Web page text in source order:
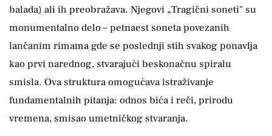
balada) ali ih preobražava. Njegovi „Tragični soneti" su
monumentalno delo – petnaest soneta povezanih
lančanim rimama gde se poslednji stih svakog ponavlja
kao prvi narednog, stvarajući beskonačnu spiralu
smisla. Ova struktura omogućava istraživanje
fundamentalnih pitanja: odnos bića i reči, prirodu
vremena, smisao umetničkog stvaranja.